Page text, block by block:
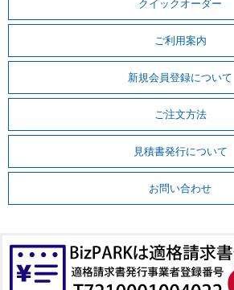
クイックオーダー
ご利用案内
新規会員登録について
ご注文方法
見積書発行について
お問い合わせ